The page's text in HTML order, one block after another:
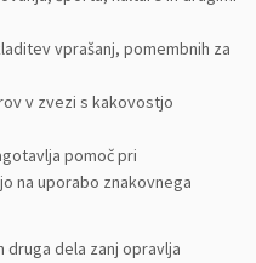
vprašanj, pomembnih za
v zvezi s kakovostjo
pomoč pri
na uporabo znakovnega
druga dela zanj opravlja